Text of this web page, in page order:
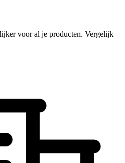
voor al je producten. Vergelijk